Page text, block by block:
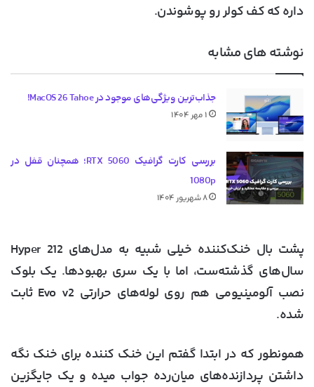
داره که کف کولر رو پوشوندن.
نوشته های مشابه
جذاب‌ترین ویژگی‌های موجود در MacOS 26 Tahoe!
۱ مهر ۱۴۰۴
بررسی کارت گرافیک RTX 5060؛ همچنان قفل در
1080p
۸ شهریور ۱۴۰۴
پشت بال خنک‌کننده خیلی شبیه به مدل‌های Hyper 212
سال‌های گذشته‌ست، اما با یک سری بهبودها. یک بلوک
نصب آلومینیومی هم روی لوله‌های حرارتی Evo v2 ثابت
شده.
همونطور که در ابتدا گفتم این خنک کننده برای خنک نگه
داشتن پردازنده‌های میان‌رده جواب میده و یک جایگزین